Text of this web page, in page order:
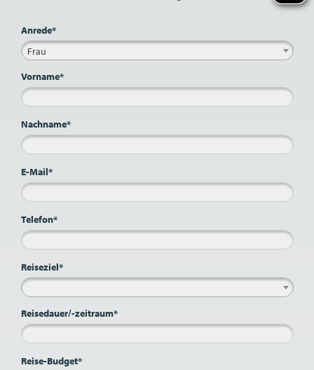
Anrede*
Frau
Vorname*
Nachname*
E-Mail*
Telefon*
Reiseziel*
Reisedauer/-zeitraum*
Reise-Budget*